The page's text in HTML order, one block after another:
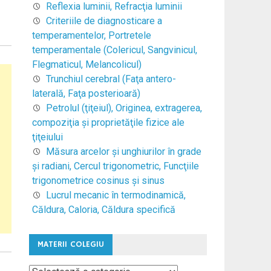
Reflexia luminii, Refracţia luminii
Criteriile de diagnosticare a
temperamentelor, Portretele
temperamentale (Colericul, Sangvinicul,
Flegmaticul, Melancolicul)
Trunchiul cerebral (Faţa antero-
laterală, Faţa posterioară)
Petrolul (ţiţeiul), Originea, extragerea,
compoziţia şi proprietăţile fizice ale
ţiţeiului
Măsura arcelor şi unghiurilor în grade
şi radiani, Cercul trigonometric, Funcţiile
trigonometrice cosinus şi sinus
Lucrul mecanic în termodinamică,
Căldura, Caloria, Căldura specifică
MATERII COLEGIU